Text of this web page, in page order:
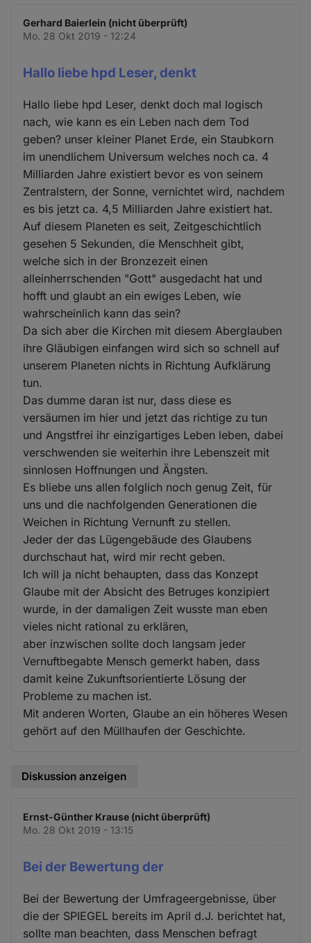
Gerhard Baierlein (nicht überprüft)
Mo. 28 Okt 2019 - 12:24
Hallo liebe hpd Leser, denkt
Hallo liebe hpd Leser, denkt doch mal logisch
nach, wie kann es ein Leben nach dem Tod
geben? unser kleiner Planet Erde, ein Staubkorn
im unendlichem Universum welches noch ca. 4
Milliarden Jahre existiert bevor es von seinem
Zentralstern, der Sonne, vernichtet wird, nachdem
es bis jetzt ca. 4,5 Milliarden Jahre existiert hat.
Auf diesem Planeten es seit, Zeitgeschichtlich
gesehen 5 Sekunden, die Menschheit gibt,
welche sich in der Bronzezeit einen
alleinherrschenden "Gott" ausgedacht hat und
hofft und glaubt an ein ewiges Leben, wie
wahrscheinlich kann das sein?
Da sich aber die Kirchen mit diesem Aberglauben
ihre Gläubigen einfangen wird sich so schnell auf
unserem Planeten nichts in Richtung Aufklärung
tun.
Das dumme daran ist nur, dass diese es
versäumen im hier und jetzt das richtige zu tun
und Angstfrei ihr einzigartiges Leben leben, dabei
verschwenden sie weiterhin ihre Lebenszeit mit
sinnlosen Hoffnungen und Ängsten.
Es bliebe uns allen folglich noch genug Zeit, für
uns und die nachfolgenden Generationen die
Weichen in Richtung Vernunft zu stellen.
Jeder der das Lügengebäude des Glaubens
durchschaut hat, wird mir recht geben.
Ich will ja nicht behaupten, dass das Konzept
Glaube mit der Absicht des Betruges konzipiert
wurde, in der damaligen Zeit wusste man eben
vieles nicht rational zu erklären,
aber inzwischen sollte doch langsam jeder
Vernuftbegabte Mensch gemerkt haben, dass
damit keine Zukunftsorientierte Lösung der
Probleme zu machen ist.
Mit anderen Worten, Glaube an ein höheres Wesen
gehört auf den Müllhaufen der Geschichte.
Diskussion anzeigen
Ernst-Günther Krause (nicht überprüft)
Mo. 28 Okt 2019 - 13:15
Bei der Bewertung der
Bei der Bewertung der Umfrageergebnisse, über
die der SPIEGEL bereits im April d.J. berichtet hat,
sollte man beachten, dass Menschen befragt